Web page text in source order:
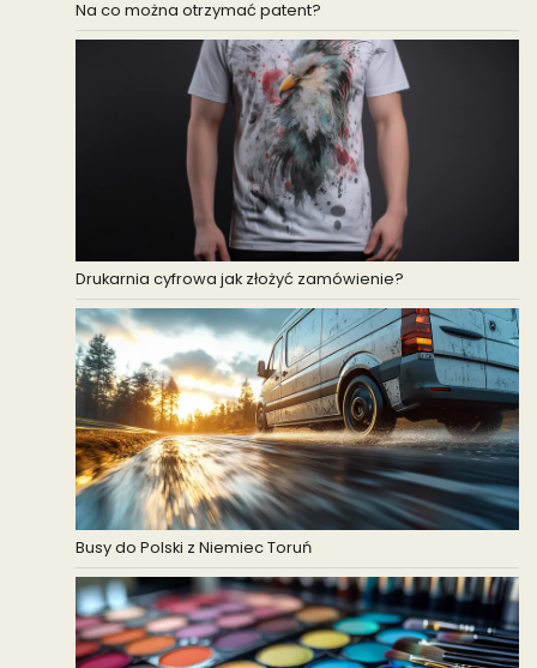
Na co można otrzymać patent?
Drukarnia cyfrowa jak złożyć zamówienie?
Busy do Polski z Niemiec Toruń